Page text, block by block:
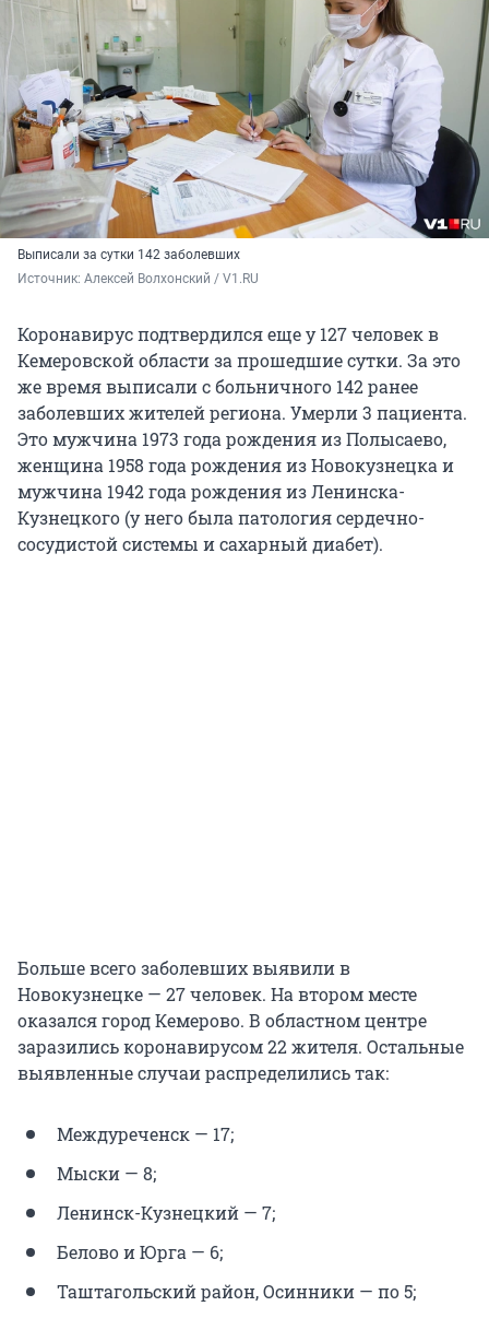
Выписали за сутки 142 заболевших
Источник: Алексей Волхонский / V1.RU
Коронавирус подтвердился еще у 127 человек в
Кемеровской области за прошедшие сутки. За это
же время выписали с больничного 142 ранее
заболевших жителей региона. Умерли 3 пациента.
Это мужчина 1973 года рождения из Полысаево,
женщина 1958 года рождения из Новокузнецка и
мужчина 1942 года рождения из Ленинска-
Кузнецкого (у него была патология сердечно-
сосудистой системы и сахарный диабет).
Больше всего заболевших выявили в
Новокузнецке — 27 человек. На втором месте
оказался город Кемерово. В областном центре
заразились коронавирусом 22 жителя. Остальные
выявленные случаи распределились так:
Междуреченск — 17;
Мыски — 8;
Ленинск-Кузнецкий — 7;
Белово и Юрга — 6;
Таштагольский район, Осинники — по 5;